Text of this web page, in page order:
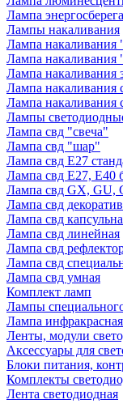
Лампа
Лампы накаливания
Лампа накаливания
Лампа накаливания
Лампа накаливания
Лампа накаливания
Лампа
Лампы
Лампа свд "свеча"
Лампа свд "шар"
Лампа свд E27
Лампа свд E27, Е40
Лампа свд GX, GU,
Лампа свд
Лампа свд
Лампа свд линейная
Лампа свд
Лампа свд
Лампа свд умная
Комплект ламп
Лампы
Лампа инфракрасная
Ленты, модули
Аксессуары для
Блоки питания,
Комплекты
Лента светодиодная